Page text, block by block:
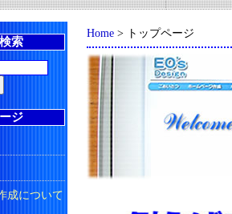
Home > トップページ
索
ジ
成について